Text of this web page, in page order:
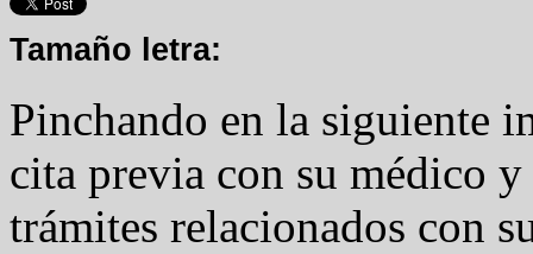
Tamaño letra:
Pinchando en la siguiente
cita previa con su médico
trámites relacionados con